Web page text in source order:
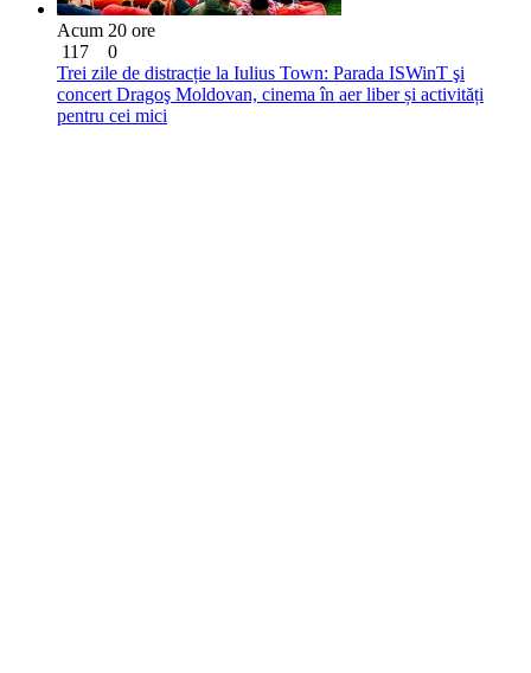
Acum 20 ore
117
0
Trei zile de distracție la Iulius Town: Parada ISWinT şi
concert Dragoş Moldovan, cinema în aer liber și activități
pentru cei mici